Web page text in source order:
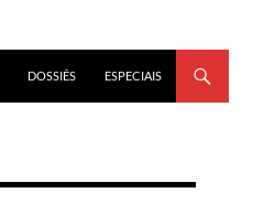
DOSSIÊS ESPECIAIS